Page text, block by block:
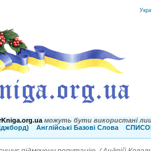
можуть бути використані
Англійські Базові Слова